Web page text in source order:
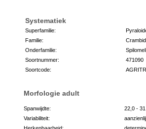
Systematiek
Superfamilie:
Familie:
Onderfamilie:
Soortnummer:
471090
Soortcode:
Morfologie adult
Spanwijdte:
22,0 -
Variabiliteit: